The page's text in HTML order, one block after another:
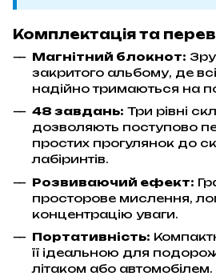
Комплектація та
Магнітний блокнот:
закритого альбому, де
надійно тримаються на
48 завдань: Три рівні
дозволяють поступово
простих прогулянок до
лабіринтів.
Розвиваючий ефект:
просторове мислення,
концентрацію уваги.
Портативність:
її ідеальною для
літаком або автомобілем.